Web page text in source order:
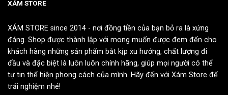
thể.
tùy
có
thể
được
chọn
trên
tùy
chọn
có
thể
được
chọn
XÁM STORE
XÁM STORE since 2014 - nơi đồng tiền của bạn bỏ ra là xứng
đáng. Shop được thành lập với mong muốn được đem đến cho
khách hàng những sản phẩm bắt kịp xu hướng, chất lượng đi
đầu và đặc biệt là luôn luôn chính hãng, giúp mọi người có thể
tự tin thể hiện phong cách của mình. Hãy đến với Xám Store để
trải nghiệm nhé!